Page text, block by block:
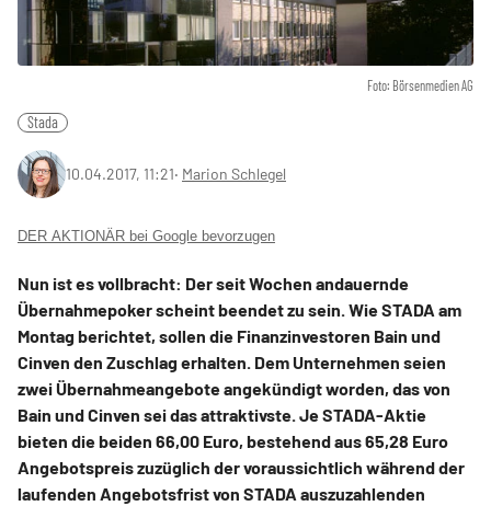
Foto: Börsenmedien AG
Stada
10.04.2017, 11:21‧ Marion Schlegel
DER AKTIONÄR bei Google bevorzugen
Nun ist es vollbracht: Der seit Wochen andauernde
Übernahmepoker scheint beendet zu sein. Wie STADA am
Montag berichtet, sollen die Finanzinvestoren Bain und
Cinven den Zuschlag erhalten. Dem Unternehmen seien
zwei Übernahmeangebote angekündigt worden, das von
Bain und Cinven sei das attraktivste. Je STADA-Aktie
bieten die beiden 66,00 Euro, bestehend aus 65,28 Euro
Angebotspreis zuzüglich der voraussichtlich während der
laufenden Angebotsfrist von STADA auszuzahlenden